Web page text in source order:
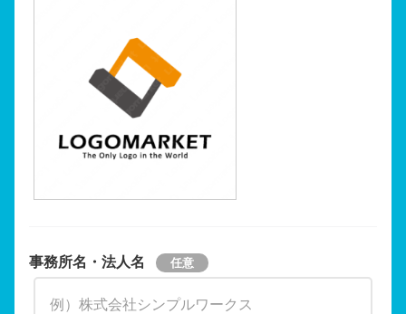
事務所名・法人名